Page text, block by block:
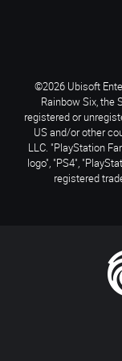
©2026 Ubisoft
Rainbow Six, the
registered or
US and/or other
LLC. "PlayStation
logo", "PS4",
registered